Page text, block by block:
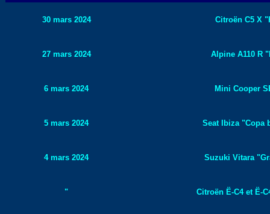
30 mars 2024 Citroën C5 X
27 mars 2024 Alpine A110 R
6 mars 2024 Mini Cooper
5 mars 2024 Seat Ibiza "Copa
4 mars 2024 Suzuki Vitara
" Citroën Ë-C4 et Ë-